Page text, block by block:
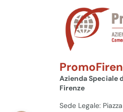
Azienda Speciale
Firenze
Sede Legale: